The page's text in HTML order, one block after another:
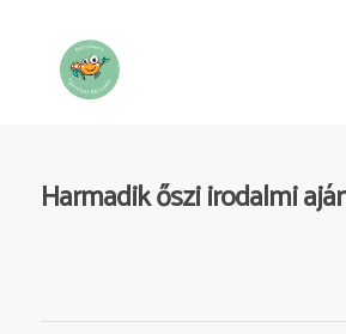
Harmadik őszi irodalmi